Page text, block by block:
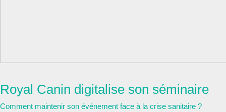
Royal Canin digitalise son séminaire
Comment maintenir son événement face à la crise sanitaire ?